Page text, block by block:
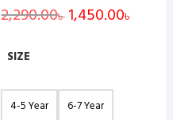
2,290.00৳ Original
price
1,450.00৳
SIZE
4-5 Year
6-7 Year